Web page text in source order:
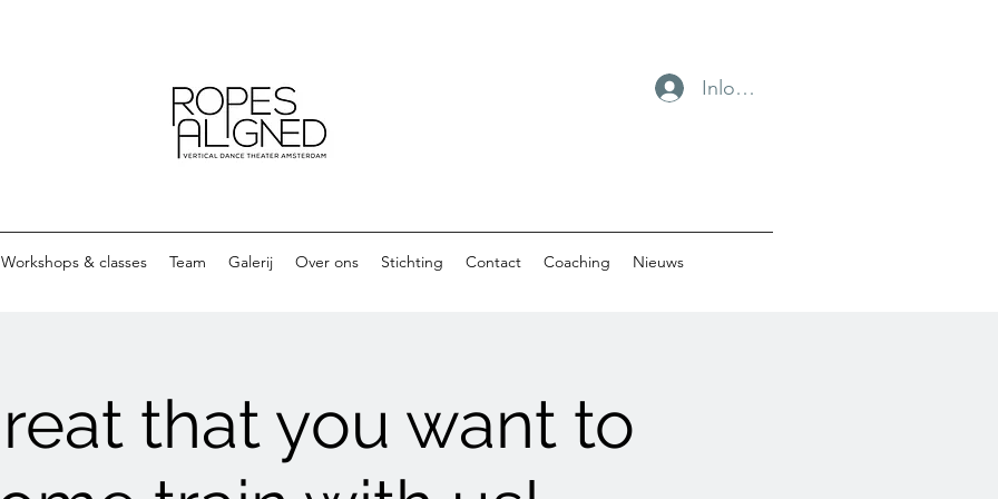
Inloggen
Workshops & classes Team Galerij Over ons Stichting Contact Coaching Nieuws
that you want to